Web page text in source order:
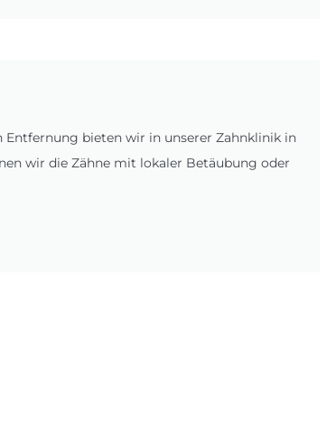
Entfernung bieten wir in unserer Zahnklinik in
wir die Zähne mit lokaler Betäubung oder